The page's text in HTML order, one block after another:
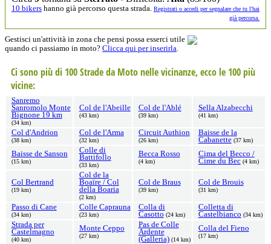
10 bikers hanno già percorso questa strada. Registrati o accedi per segnalare che tu l'hai
già percorsa.
Gestisci un'attività in zona che pensi possa esserci utile
quando ci passiamo in moto? Clicca qui per inserirla.
Ci sono più di 100 Strade da Moto nelle vicinanze, ecco le 100 più
vicine:
Sanremo
Sanromolo Monte
Bignone 19 km
(34 km)
Col de l'Abeille
(43 km)
Col de l'Ablé
(39 km)
Sella Alzabecchi
(41 km)
Col d'Andrion
(38 km)
Col de l'Arma
(32 km)
Circuit Authion
(26 km)
Baisse de la
Cabanette (37 km)
Baisse de Sanson
(15 km)
Colle di
Battifollo
(33 km)
Becca Rosso
(4 km)
Cima del Becco /
Cime du Bec (4 km)
Col Bertrand
(19 km)
Col de la
Boaïre / Col
della Boaria
(2 km)
Col de Braus
(39 km)
Col de Brouis
(31 km)
Passo di Cane
(34 km)
Colle Caprauna
(23 km)
Colla di
Casotto (24 km)
Colletta di
Castelbianco (34 km)
Strada per
Castelmagno
(40 km)
Monte Ceppo
(27 km)
Pas de Colle
Ardente
(Galleria) (14 km)
Colla del Fieno
(17 km)